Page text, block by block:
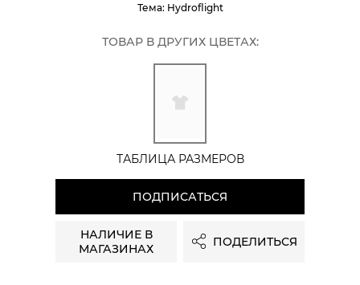
Тема: Hydroflight
ТОВАР В ДРУГИХ ЦВЕТАХ:
ТАБЛИЦА РАЗМЕРОВ
ПОДПИСАТЬСЯ
НАЛИЧИЕ В
МАГАЗИНАХ
ПОДЕЛИТЬСЯ